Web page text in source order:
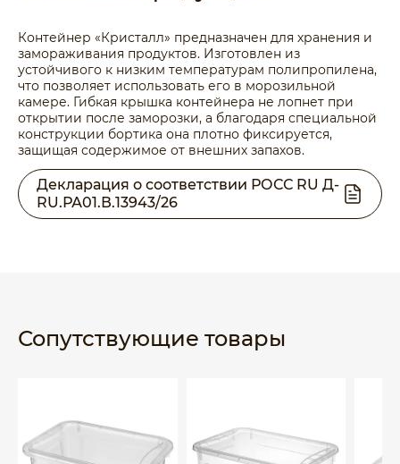
Контейнер «Кристалл» предназначен для хранения и
замораживания продуктов. Изготовлен из
устойчивого к низким температурам полипропилена,
что позволяет использовать его в морозильной
камере. Гибкая крышка контейнера не лопнет при
открытии после заморозки, а благодаря специальной
конструкции бортика она плотно фиксируется,
защищая содержимое от внешних запахов.
Декларация о соответствии РОСС RU Д-
RU.РА01.В.13943/26
Сопутствующие товары